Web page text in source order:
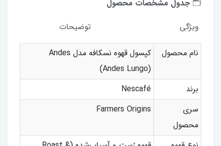
🗂️ جدول مشخصات محصول
ویژگی توضیحات
نام محصول
کپسول قهوه نسکافه مدل Andes
(Andes Lungo)
برند
Nescafé
سری
محصول
Farmers Origins